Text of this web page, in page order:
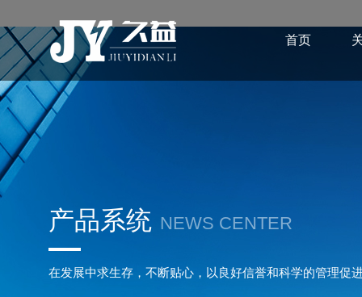
首页
产品系统 NEWS CENTER
在发展中求生存，不断贴心，以良好信誉和科学的管理促